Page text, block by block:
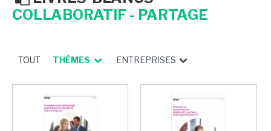
COLLABORATIF - PARTAGE
TOUT THÈMES ENTREPRISES